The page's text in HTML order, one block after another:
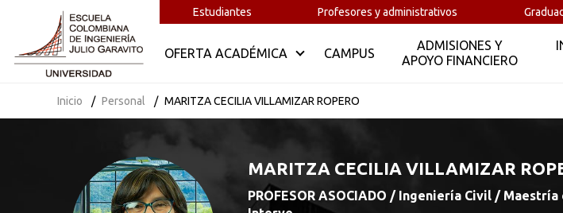
Estudiantes Profesores y administrativos
OFERTA ACADÉMICA CAMPUS
ADMISIONES Y
APOYO FINANCIERO
Inicio Personal MARITZA CECILIA VILLAMIZAR ROPERO
MARITZA CECILIA VILLAMIZAR
PROFESOR ASOCIADO / Ingeniería Civil /